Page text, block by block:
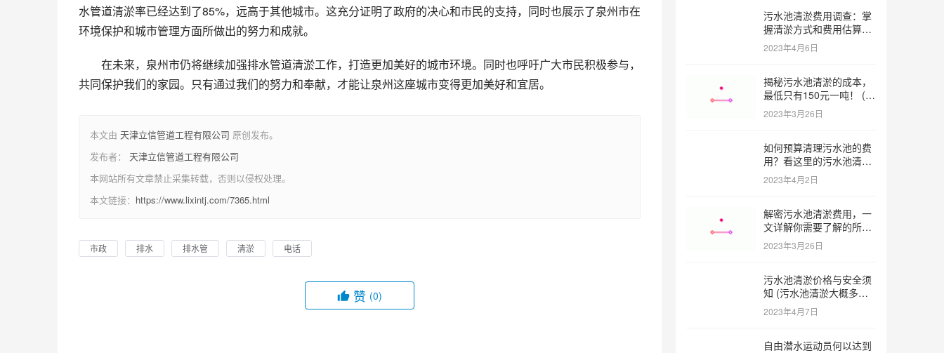
水管道清淤率已经达到了85%，远高于其他城市。这充分证明了政府的决心和市民的支持，同时也展示了泉州市在
环境保护和城市管理方面所做出的努力和成就。
在未来，泉州市仍将继续加强排水管道清淤工作，打造更加美好的城市环境。同时也呼吁广大市民积极参与，
共同保护我们的家园。只有通过我们的努力和奉献，才能让泉州这座城市变得更加美好和宜居。
本文由 天津立信管道工程有限公司 原创发布。
发布者： 天津立信管道工程有限公司
本网站所有文章禁止采集转载，否则以侵权处理。
本文链接： https://www.lixintj.com/7365.html
市政 排水 排水管 清淤 电话
赞 (0)
污水池清淤费用调查：掌
握清淤方式和费用估算技
巧 (污水池清淤多少钱一
方米)
2023年4月6日
揭秘污水池清淤的成本，
最低只有150元一吨！ (污
水池清淤一米多少钱一吨)
2023年3月26日
如何预算清理污水池的费
用？看这里的污水池清淤
工程报价表范本！ (污水
池清淤工程报价表范本)
2023年4月2日
解密污水池清淤费用，一
文详解你需要了解的所有
因素 (污水池清淤一米多
少钱)
2023年3月26日
污水池清淤价格与安全须
知 (污水池清淤大概多少
一方)
2023年4月7日
自由潜水运动员何以达到